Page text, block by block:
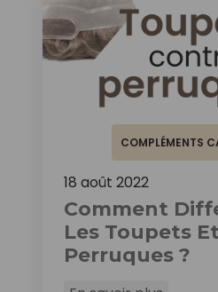
COMPLÉMENTS
18 août 2022
Comment
Les Toupets
Perruques ?